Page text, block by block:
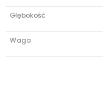
Głębokość
Waga